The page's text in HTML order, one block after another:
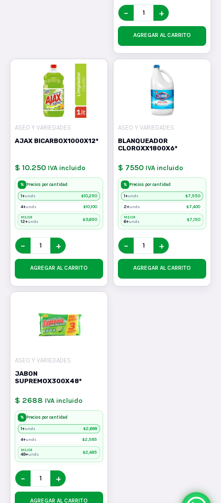
− +
AGREGAR AL CARRITO
ASEO Y VARIEDADES
AJAX BICARBOX1000X12*
$ 10.250 IVA incluido
% Precios por cantidad
1+unds $10,250
4+unds $10,100
MEJOR
12+unds $9,650
− +
AGREGAR AL CARRITO
ASEO Y VARIEDADES
BLANQUEADOR
CLOROXX1800X6*
$ 7550 IVA incluido
% Precios por cantidad
1+unds $7,550
2+unds $7,400
MEJOR
6+unds $7,150
− +
AGREGAR AL CARRITO
ASEO Y VARIEDADES
JABON
SUPREMOX300X48*
$ 2688 IVA incluido
% Precios por cantidad
1+unds $2,688
4+unds $2,585
MEJOR
48+unds $2,485
− +
AGREGAR AL CARRITO